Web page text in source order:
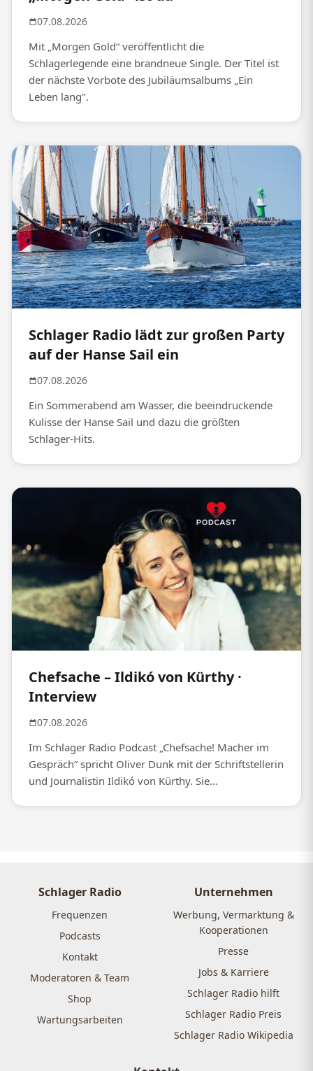
07.08.2026
Mit „Morgen Gold“ veröffentlicht die
Schlagerlegende eine brandneue Single. Der Titel ist
der nächste Vorbote des Jubiläumsalbums „Ein
Leben lang".
Schlager Radio lädt zur großen Party
auf der Hanse Sail ein
07.08.2026
Ein Sommerabend am Wasser, die beeindruckende
Kulisse der Hanse Sail und dazu die größten
Schlager-Hits.
Chefsache – Ildikó von Kürthy ·
Interview
07.08.2026
Im Schlager Radio Podcast „Chefsache! Macher im
Gespräch“ spricht Oliver Dunk mit der Schriftstellerin
und Journalistin Ildikó von Kürthy. Sie...
Schlager Radio
Frequenzen
Podcasts
Kontakt
Moderatoren & Team
Shop
Wartungsarbeiten
Unternehmen
Werbung, Vermarktung &
Kooperationen
Presse
Jobs & Karriere
Schlager Radio hilft
Schlager Radio Preis
Schlager Radio Wikipedia